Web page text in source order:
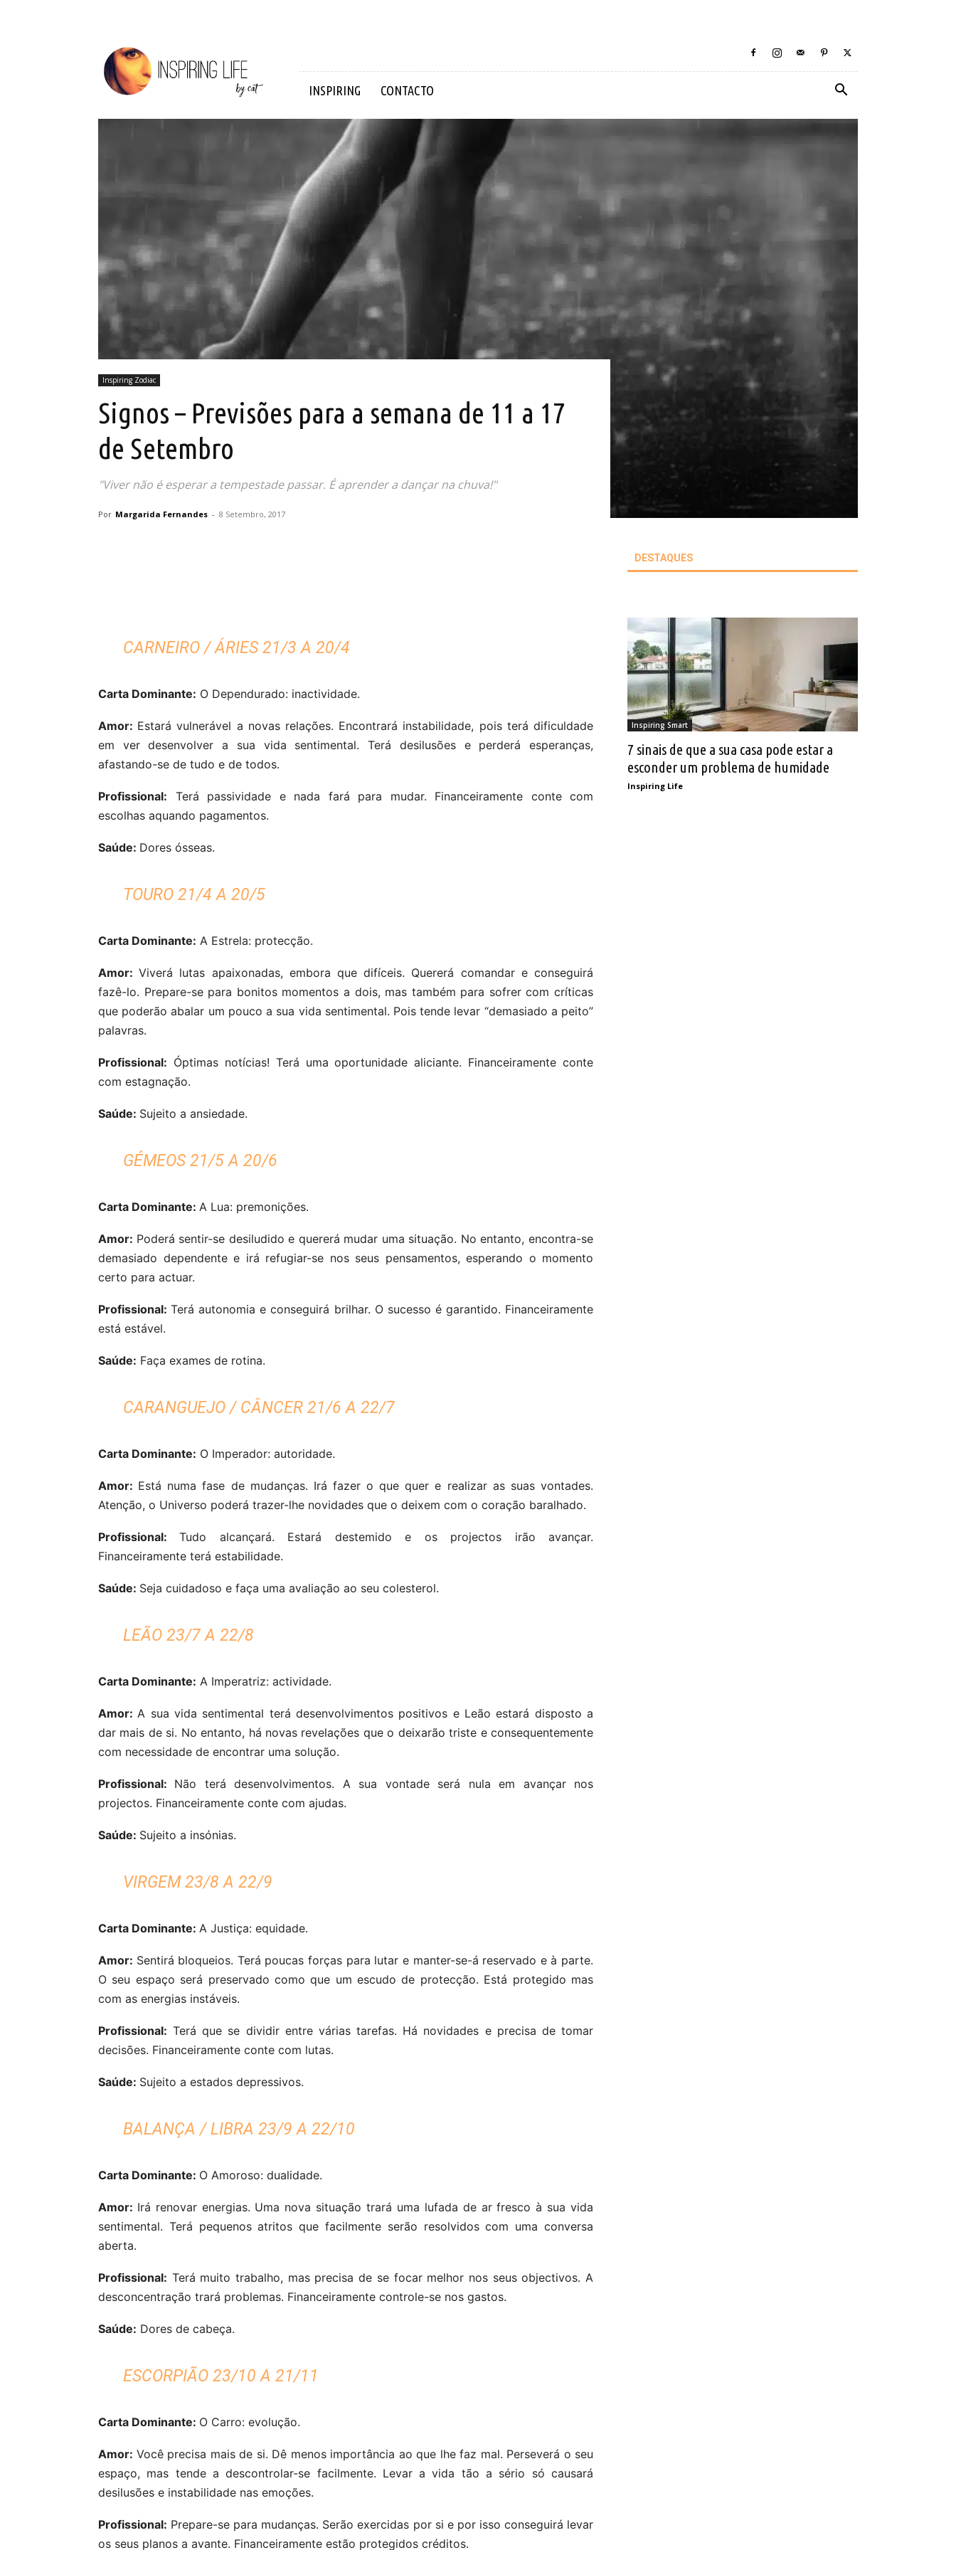
Inspiring
Life
INSPIRING CONTACTO
Inspiring Zodiac
Signos – Previsões para a semana de 11 a 17
de Setembro
"Viver não é esperar a tempestade passar. É aprender a dançar na chuva!"
Por Margarida Fernandes - 8 Setembro, 2017
CARNEIRO / ÁRIES 21/3 A 20/4
Carta Dominante: O Dependurado: inactividade.
Amor: Estará vulnerável a novas relações. Encontrará instabilidade, pois terá dificuldade
em ver desenvolver a sua vida sentimental. Terá desilusões e perderá esperanças,
afastando-se de tudo e de todos.
Profissional: Terá passividade e nada fará para mudar. Financeiramente conte com
escolhas aquando pagamentos.
Saúde: Dores ósseas.
TOURO 21/4 A 20/5
Carta Dominante: A Estrela: protecção.
Amor:Viverá lutas apaixonadas, embora que difíceis. Quererá comandar e conseguirá
fazê-lo. Prepare-se para bonitos momentos a dois, mas também para sofrer com críticas
que poderão abalar um pouco a sua vida sentimental. Pois tende levar “demasiado a peito”
palavras.
Profissional: Óptimas notícias! Terá uma oportunidade aliciante. Financeiramente conte
com estagnação.
Saúde: Sujeito a ansiedade.
GÉMEOS 21/5 A 20/6
Carta Dominante: A Lua: premonições.
Amor: Poderá sentir-se desiludido e quererá mudar uma situação. No entanto, encontra-se
demasiado dependente e irá refugiar-se nos seus pensamentos, esperando o momento
certo para actuar.
Profissional:Terá autonomia e conseguirá brilhar. O sucesso é garantido. Financeiramente
está estável.
Saúde: Faça exames de rotina.
CARANGUEJO / CÂNCER 21/6 A 22/7
Carta Dominante: O Imperador: autoridade.
Amor: Está numa fase de mudanças. Irá fazer o que quer e realizar as suas vontades.
Atenção, o Universo poderá trazer-lhe novidades que o deixem com o coração baralhado.
Profissional:Tudo alcançará. Estará destemido e os projectos irão avançar.
Financeiramente terá estabilidade.
Saúde: Seja cuidadoso e faça uma avaliação ao seu colesterol.
LEÃO 23/7 A 22/8
Carta Dominante: A Imperatriz: actividade.
Amor:A sua vida sentimental terá desenvolvimentos positivos e Leão estará disposto a
dar mais de si. No entanto, há novas revelações que o deixarão triste e consequentemente
com necessidade de encontrar uma solução.
Profissional: Não terá desenvolvimentos. A sua vontade será nula em avançar nos
projectos. Financeiramente conte com ajudas.
Saúde: Sujeito a insónias.
VIRGEM 23/8 A 22/9
Carta Dominante: A Justiça: equidade.
Amor: Sentirá bloqueios. Terá poucas forças para lutar e manter-se-á reservado e à parte.
O seu espaço será preservado como que um escudo de protecção. Está protegido mas
com as energias instáveis.
Profissional: Terá que se dividir entre várias tarefas. Há novidades e precisa de tomar
decisões. Financeiramente conte com lutas.
Saúde: Sujeito a estados depressivos.
BALANÇA / LIBRA 23/9 A 22/10
Carta Dominante: O Amoroso: dualidade.
Amor: Irá renovar energias. Uma nova situação trará uma lufada de ar fresco à sua vida
sentimental. Terá pequenos atritos que facilmente serão resolvidos com uma conversa
aberta.
Profissional: Terá muito trabalho, mas precisa de se focar melhor nos seus objectivos. A
desconcentração trará problemas. Financeiramente controle-se nos gastos.
Saúde: Dores de cabeça.
ESCORPIÃO 23/10 A 21/11
Carta Dominante: O Carro: evolução.
Amor: Você precisa mais de si. Dê menos importância ao que lhe faz mal. Perseverá o seu
espaço, mas tende a descontrolar-se facilmente. Levar a vida tão a sério só causará
desilusões e instabilidade nas emoções.
Profissional: Prepare-se para mudanças. Serão exercidas por si e por isso conseguirá levar
os seus planos a avante. Financeiramente estão protegidos créditos.
DESTAQUES
Inspiring Smart
7 sinais de que a sua casa pode estar a
esconder um problema de humidade
Inspiring Life